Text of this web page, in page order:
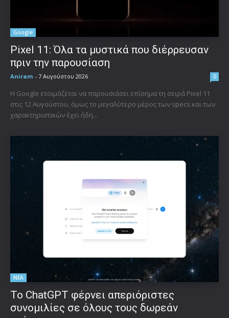
Google
Pixel 11: Όλα τα μυστικά που διέρρευσαν
πριν την παρουσίαση
Aniram - 7 Αυγούστου 2026 0
Η Google ετοιμάζεται να παρουσιάσει επίσημα τη σειρά Pixel 11
στις 12 Αυγούστου, όμως το μεγαλύτερο μέρος των specs και των
χαρακτηριστικών έχει ήδη...
ΝΕΑ
Το ChatGPT φέρνει απεριόριστες
συνομιλίες σε όλους τους δωρεάν